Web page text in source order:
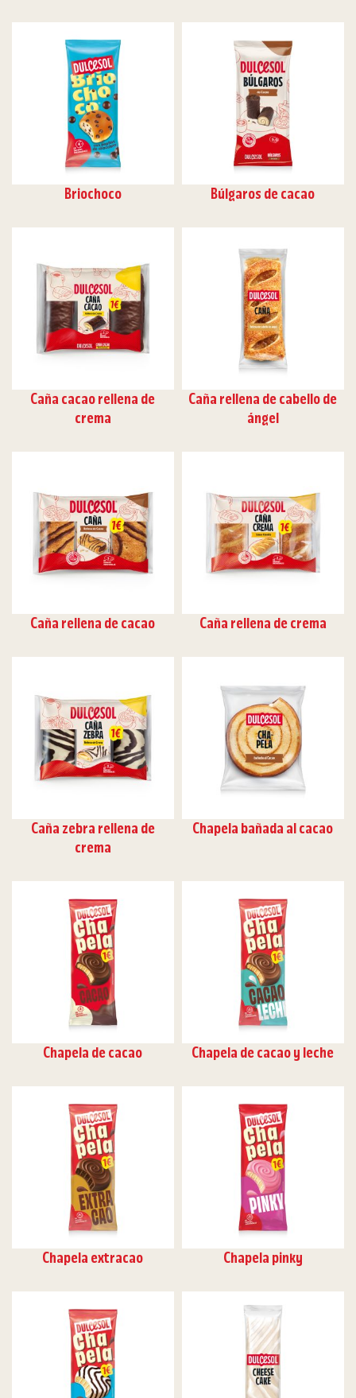
Briochoco Búlgaros de cacao
Caña cacao rellena de
crema
Caña rellena de cabello de
ángel
Caña rellena de cacao Caña rellena de crema
Caña zebra rellena de
crema
Chapela bañada al cacao
Chapela de cacao Chapela de cacao y leche
Chapela extracao Chapela pinky